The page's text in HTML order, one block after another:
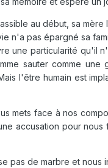
au début, sa
n'a pas épargné sa
une particularité qu'il
sauter comme
l'être humain est
mets face à nos
accusation pour
pas de marbre et nous